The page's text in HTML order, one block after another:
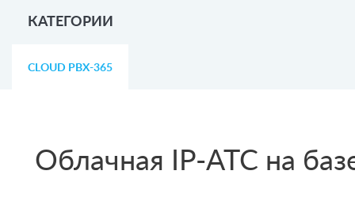
КАТЕГОРИИ
CLOUD PBX-365
Облачная IP-АТС на